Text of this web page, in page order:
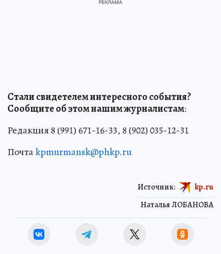
Стали свидетелем интересного события?
Сообщите об этом нашим журналистам:
Редакция 8 (991) 671-16-33, 8 (902) 035-12-31
Почтаkpmurmansk@phkp.ru
Наталья ЛОБАНОВА
Источник: kp.ru